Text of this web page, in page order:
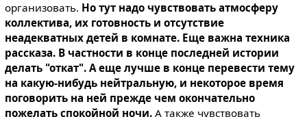
организовать. Но тут надо чувствовать атмосферу
коллектива, их готовность и отсутствие
неадекватных детей в комнате. Еще важна техника
рассказа. В частности в конце последней истории
делать "откат". А еще лучше в конце перевести тему
на какую-нибудь нейтральную, и некоторое время
поговорить на ней прежде чем окончательно
пожелать спокойной ночи.А также чувствовать